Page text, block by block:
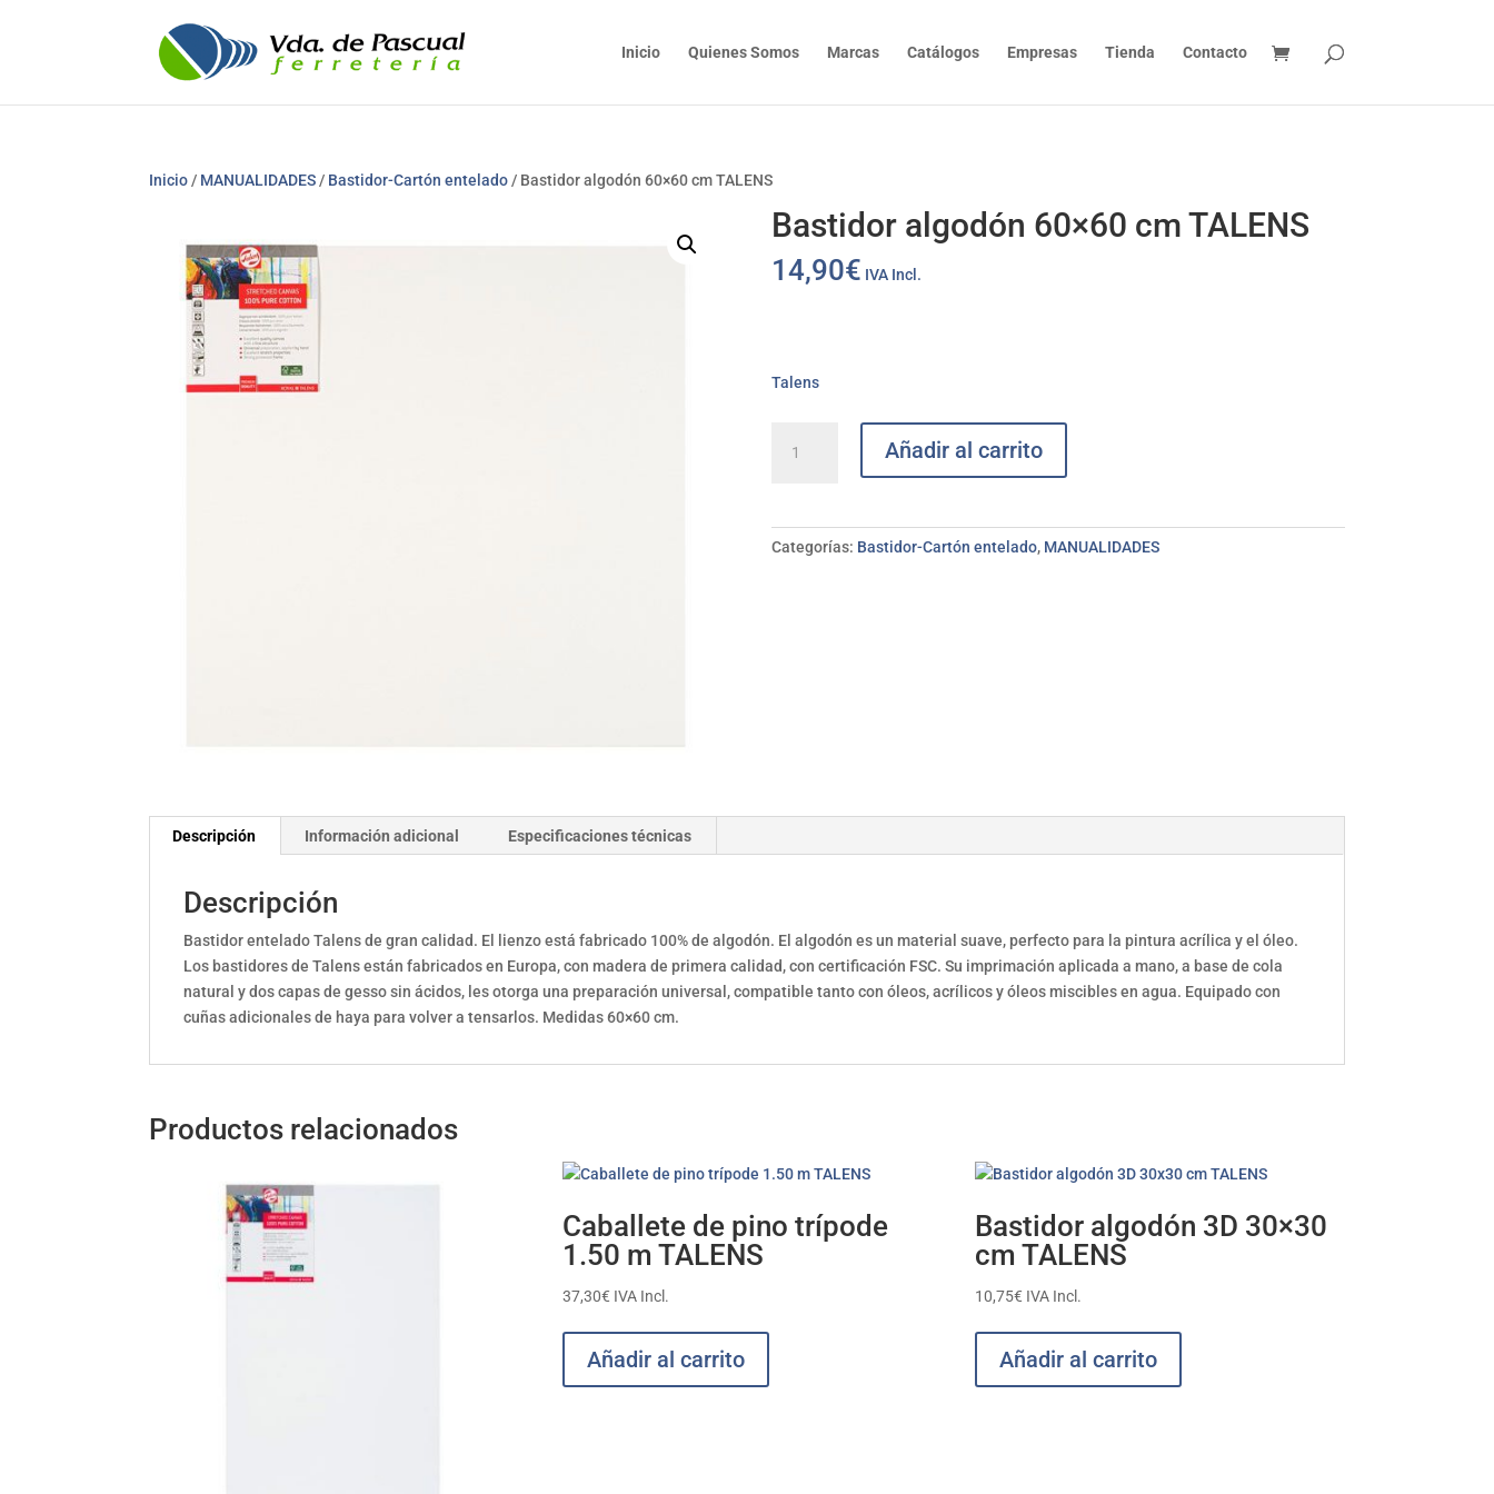
Inicio Quienes Somos Marcas Catálogos Empresas Tienda Contacto
Inicio / MANUALIDADES / Bastidor-Cartón entelado / Bastidor algodón 60×60 cm TALENS
Bastidor algodón 60×60 cm TALENS
14,90€ IVA Incl.
Talens
algodón
cantidad
Añadir al carrito
Categorías: Bastidor-Cartón entelado, MANUALIDADES
Descripción Información adicional Especificaciones técnicas
Descripción
Bastidor entelado Talens de gran calidad. El lienzo está fabricado 100% de algodón. El algodón es un material suave, perfecto para la pintura acrílica y el óleo.
Los bastidores de Talens están fabricados en Europa, con madera de primera calidad, con certificación FSC. Su imprimación aplicada a mano, a base de cola
natural y dos capas de gesso sin ácidos, les otorga una preparación universal, compatible tanto con óleos, acrílicos y óleos miscibles en agua. Equipado con
cuñas adicionales de haya para volver a tensarlos. Medidas 60×60 cm.
Productos relacionados
Caballete de pino trípode
1.50 m TALENS
37,30€ IVA Incl.
Añadir al carrito
Bastidor algodón 3D 30×30
cm TALENS
10,75€ IVA Incl.
Añadir al carrito